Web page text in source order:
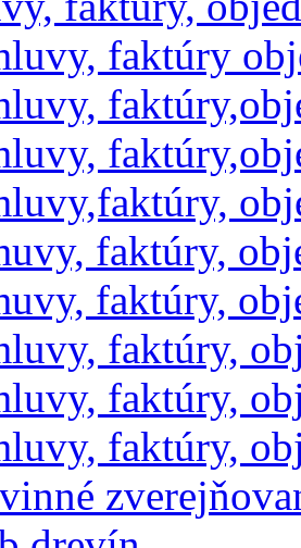
faktúry
faktúry,
faktúry,
faktúry,
faktúry,
faktúry,